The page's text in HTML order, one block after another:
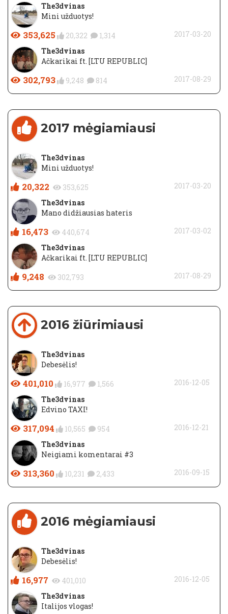
The3dvinas
Mini užduotys!
353,625 20,322 1,314
2017-03-20
The3dvinas
Ačkarikai ft. [LTU REPUBLIC]
302,793 9,248 814 2017-08-29
2017 mėgiamiausi
The3dvinas
Mini užduotys!
20,322 353,625
2017-03-20
The3dvinas
Mano didžiausias hateris
16,473 440,674
2017-03-02
The3dvinas
Ačkarikai ft. [LTU REPUBLIC]
9,248 302,793 2017-08-29
2016 žiūrimiausi
The3dvinas
Debesėlis!
401,010 16,977 1,566
2016-12-05
The3dvinas
Edvino TAXI!
317,094 10,565 954
2016-12-21
The3dvinas
Neigiami komentarai #3
313,360 10,231 2,433 2016-09-15
2016 mėgiamiausi
The3dvinas
Debesėlis!
16,977 401,010
2016-12-05
The3dvinas
Italijos vlogas!